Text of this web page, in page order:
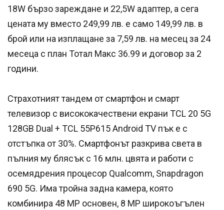
18W бързо зареждане и 22,5W адаптер, а сега
цената му вместо 249,99 лв. е само 149,99 лв. в
брой или на изплащане за 7,59 лв. на месец за 24
месеца с план Тотал Макс 36.99 и договор за 2
години.
Страхотният тандем от смартфон и смарт
телевизор с висококачествени екрани TCL 20 5G
128GB Dual + TCL 55P615 Android TV пък е с
отстъпка от 30%. Смартфонът разкрива света в
пълния му блясък с 16 млн. цвята и работи с
осемядрения процесор Qualcomm, Snapdragon
690 5G. Има тройна задна камера, която
комбинира 48 MP основен, 8 MP широкоъгълен